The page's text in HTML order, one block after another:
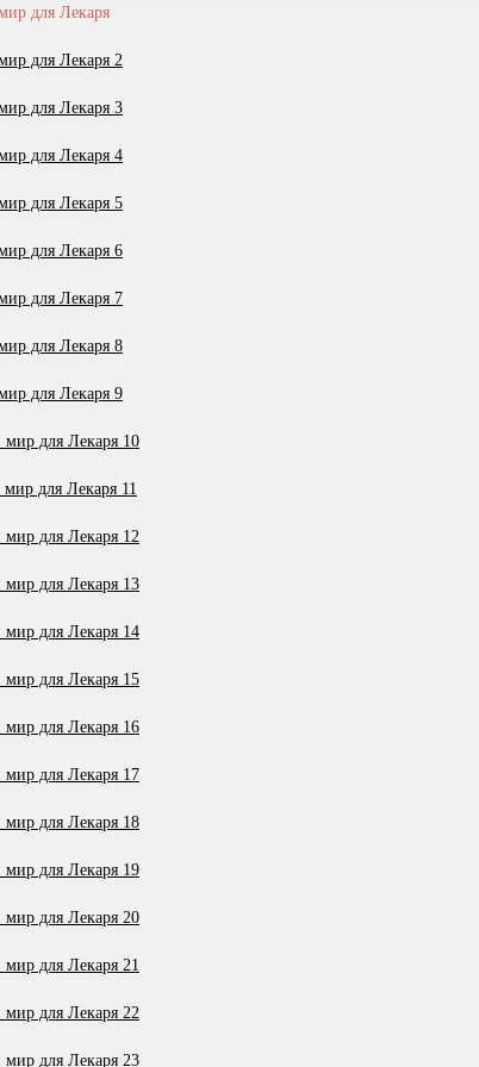
для Лекаря
для Лекаря 2
для Лекаря 3
для Лекаря 4
для Лекаря 5
для Лекаря 6
для Лекаря 7
для Лекаря 8
для Лекаря 9
для Лекаря 10
для Лекаря 11
для Лекаря 12
для Лекаря 13
для Лекаря 14
для Лекаря 15
для Лекаря 16
для Лекаря 17
для Лекаря 18
для Лекаря 19
для Лекаря 20
для Лекаря 21
для Лекаря 22
для Лекаря 23